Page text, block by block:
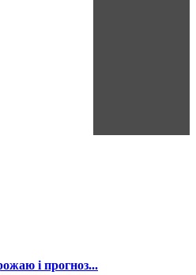
і прогноз...